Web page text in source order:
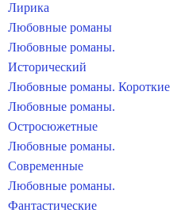
Лирика
Любовные романы
Любовные романы.
Исторический
Любовные романы. Короткие
Любовные романы.
Остросюжетные
Любовные романы.
Современные
Любовные романы.
Фантастические